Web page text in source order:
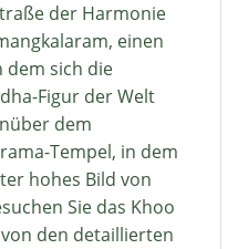
der Harmonie
einen
dem sich die
Figur der Welt
dem
Tempel, in dem
hohes Bild von
Sie das Khoo
von den detaillierten